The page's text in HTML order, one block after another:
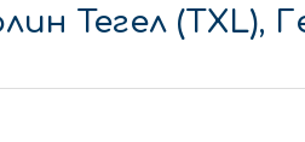
Тегел (TXL),